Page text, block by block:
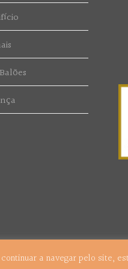
a navegar pelo site,